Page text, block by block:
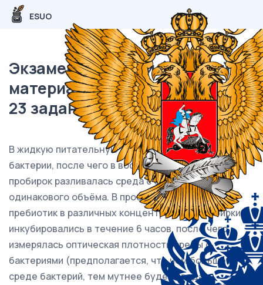
ESUO
Экзаменационный (типовой)
материал ЕГЭ / Биология / 22-
23 задание (24) / 43
В жидкую питательную среду помещались
бактерии, после чего в восемь одинаковых
пробирок разливалась среда с бактериями
одинакового объёма. В пробирки добавлялся
пребиотик в различных концентрациях. Пробирки
инкубировались в течение 6 часов, после чего
измерялась оптическая плотность среды с
бактериями (предполагается, что чем больше в
среде бактерий, тем мутнее будет среда и,